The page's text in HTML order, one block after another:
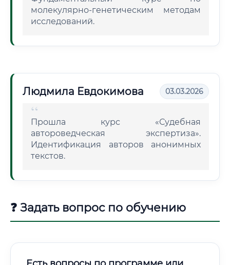
молекулярно-генетическим методам
исследований.
Людмила Евдокимова 03.03.2026
Прошла курс «Судебная
автороведческая экспертиза».
Идентификация авторов анонимных
текстов.
❓ Задать вопрос по обучению